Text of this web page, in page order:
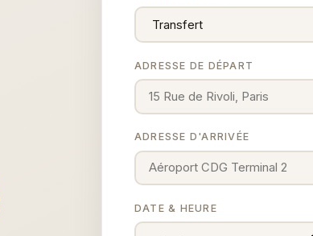
ADRESSE DE DÉPART
ADRESSE D'ARRIVÉE
DATE & HEURE